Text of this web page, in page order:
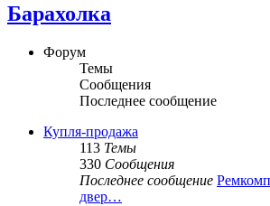
Барахолка
Форум
Темы
Сообщения
Последнее сообщение
Купля-продажа
113 Темы
330 Сообщения
Последнее сообщение
двер…